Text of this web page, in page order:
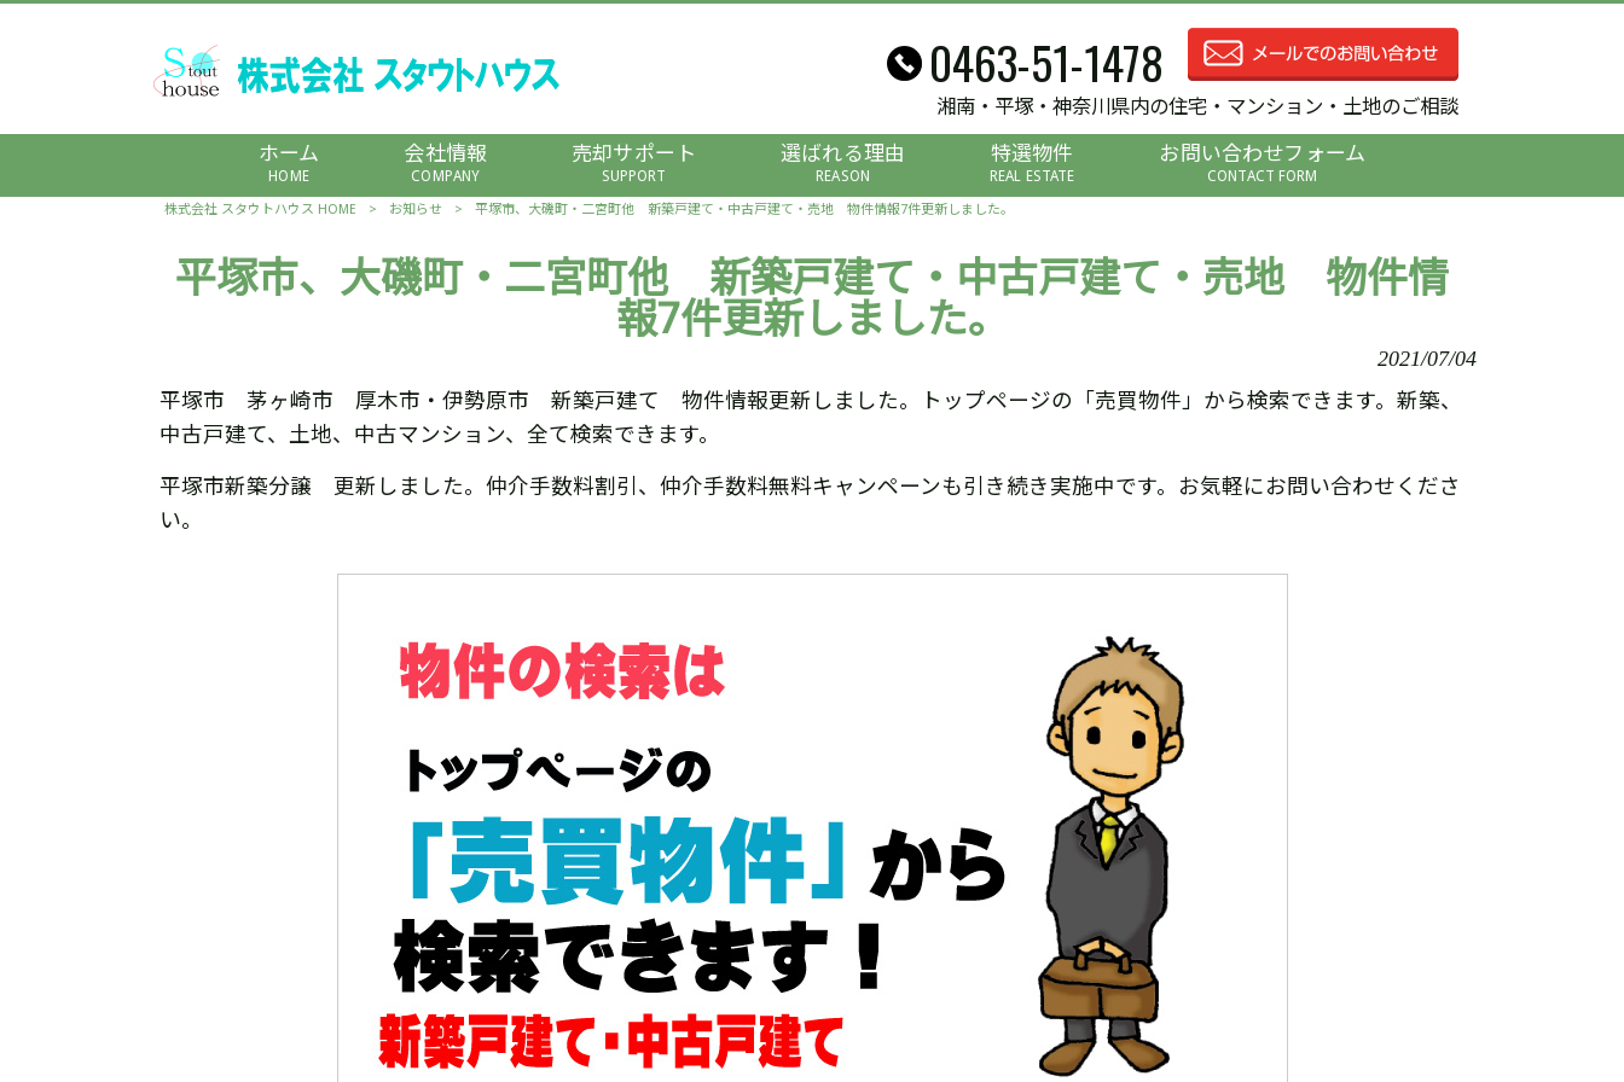
0463-51-1478
湘南・平塚・神奈川県内の住宅・マンション・土地のご相談
ホーム
HOME
会社情報
COMPANY
売却サポート
SUPPORT
選ばれる理由
REASON
特選物件
REAL ESTATE
お問い合わせフォーム
CONTACT FORM
株式会社 スタウトハウス HOME > お知らせ > 平塚市、大磯町・二宮町他 新築戸建て・中古戸建て・売地 物件情報7件更新しました。
平塚市、大磯町・二宮町他 新築戸建て・中古戸建て・売地 物件情
報7件更新しました。
2021/07/04
平塚市 茅ヶ崎市 厚木市・伊勢原市 新築戸建て 物件情報更新しました。トップページの「売買物件」から検索できます。新築、
中古戸建て、土地、中古マンション、全て検索できます。
平塚市新築分譲 更新しました。仲介手数料割引、仲介手数料無料キャンペーンも引き続き実施中です。お気軽にお問い合わせくださ
い。